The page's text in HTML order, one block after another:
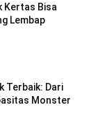
Kertas Bisa
Lembap
Terbaik: Dari
Monster